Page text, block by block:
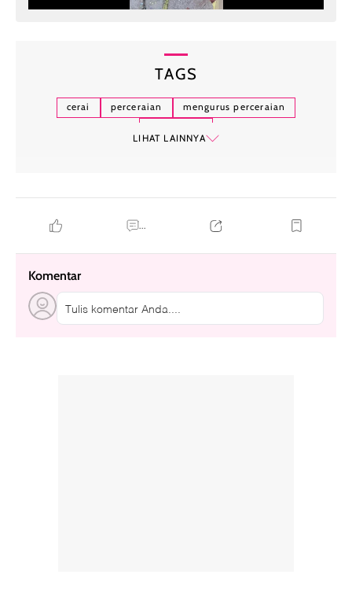
TAGS
cerai perceraian
mengurus perceraian
LIHAT LAINNYA
...
Komentar
Tulis komentar Anda....